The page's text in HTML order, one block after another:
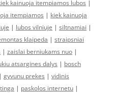
kainuoja itempiamos lubos |
itempiamos | kiek kainuoja
| lubos vilniuje | siltnamiai |
klaipeda | straipsniai
| zaislai berniukams nuo |
atsargines dalys | bosch
| gyvunu prekes | vidinis
| paskolos internetu |